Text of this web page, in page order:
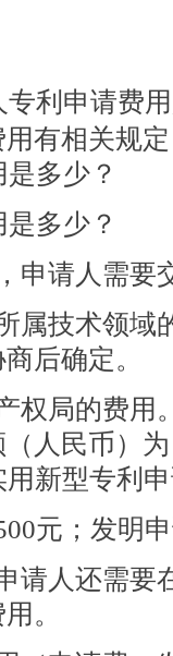
专利申请费
有相关规
多少？
多少？
申请人需要
属技术领域
后确定。
权局的费用
人民币）
新型专利
元；发明
请人还需要
。